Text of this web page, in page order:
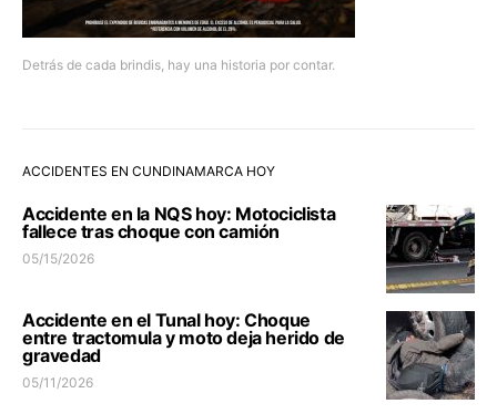
Detrás de cada brindis, hay una historia por contar.
ACCIDENTES EN CUNDINAMARCA HOY
Accidente en la NQS hoy: Motociclista
fallece tras choque con camión
05/15/2026
Accidente en el Tunal hoy: Choque
entre tractomula y moto deja herido de
gravedad
05/11/2026